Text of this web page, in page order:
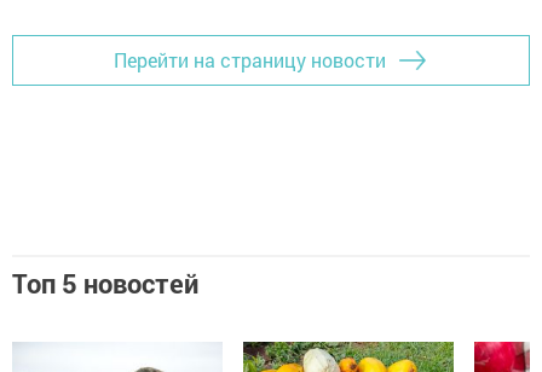
Перейти на страницу новости
Топ 5 новостей